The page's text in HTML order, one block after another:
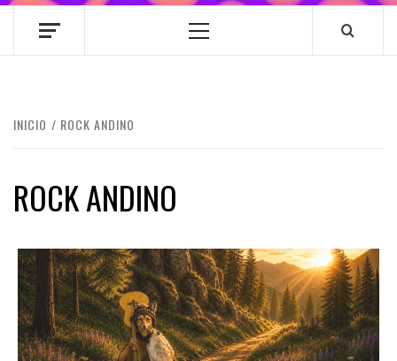
Menú
INICIO ROCK ANDINO
ROCK ANDINO